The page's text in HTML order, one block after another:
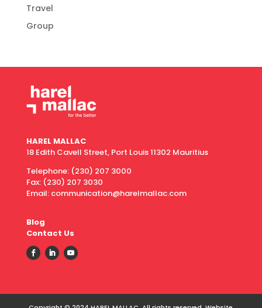
Travel
Group
HAREL MALLAC
18 Edith Cavell Street, Port Louis 11302 Mauritius
Telephone: (230) 207 3000
Fax: (230) 207 3030
Email: communication@harelmallac.com
Blog
Contact Us